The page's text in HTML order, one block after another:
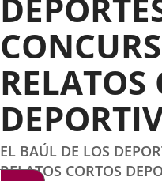
RELATOS
EL BAÚL DE LOS
RELATOS CORTOS